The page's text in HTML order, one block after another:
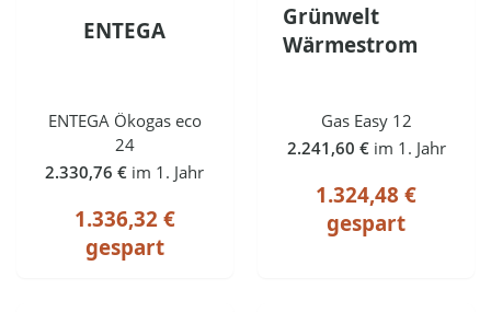
ENTEGA
ENTEGA Ökogas eco
24
2.330,76 € im 1. Jahr
1.336,32 €
gespart
Grünwelt
Wärmestrom
Gas Easy 12
2.241,60 € im 1. Jahr
1.324,48 €
gespart